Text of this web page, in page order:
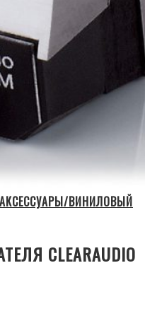
ВИНИЛОВЫЙ
CLEARAUDIO